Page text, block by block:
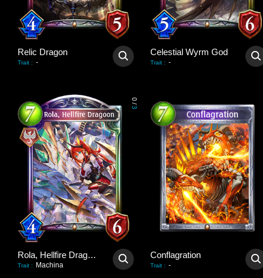
Relic Dragon
Trait : -
Celestial Wyrm God
Trait : -
0
/
3
Rola, Hellfire Dragoon
Trait : Machina
Conflagration
Trait : -